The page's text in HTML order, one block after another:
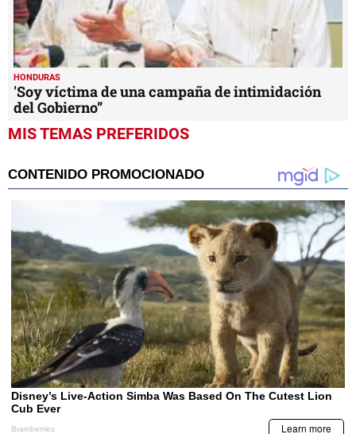
HONDURAS
'Soy víctima de una campaña de intimidación
del Gobierno”
MIS TEMAS PREFERIDOS